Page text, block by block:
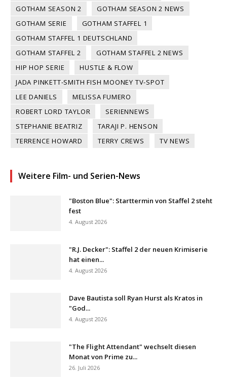
GOTHAM SEASON 2
GOTHAM SEASON 2 NEWS
GOTHAM SERIE
GOTHAM STAFFEL 1
GOTHAM STAFFEL 1 DEUTSCHLAND
GOTHAM STAFFEL 2
GOTHAM STAFFEL 2 NEWS
HIP HOP SERIE
HUSTLE & FLOW
JADA PINKETT-SMITH FISH MOONEY TV-SPOT
LEE DANIELS
MELISSA FUMERO
ROBERT LORD TAYLOR
SERIENNEWS
STEPHANIE BEATRIZ
TARAJI P. HENSON
TERRENCE HOWARD
TERRY CREWS TV NEWS
Weitere Film- und Serien-News
"Boston Blue": Starttermin von Staffel 2 steht
fest
4. August 2026
"R.J. Decker": Staffel 2 der neuen Krimiserie
hat einen...
4. August 2026
Dave Bautista soll Ryan Hurst als Kratos in
"God...
4. August 2026
"The Flight Attendant" wechselt diesen
Monat von Prime zu...
26. Juli 2026